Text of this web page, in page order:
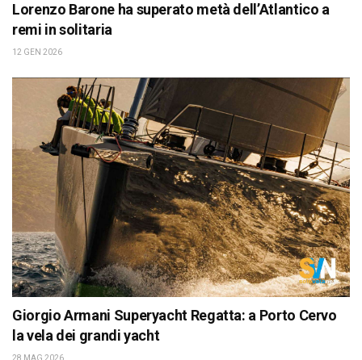
Lorenzo Barone ha superato metà dell’Atlantico a
remi in solitaria
12 GEN 2026
Giorgio Armani Superyacht Regatta: a Porto Cervo
la vela dei grandi yacht
28 MAG 2026